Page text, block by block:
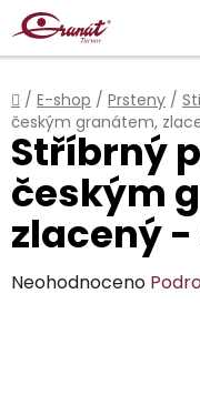
Přejít
na
obsah
Domů
/ E-shop / Prsteny /
českým granátem,
Stříbrný
českým
zlacený
Průměrné
Neohodnoceno